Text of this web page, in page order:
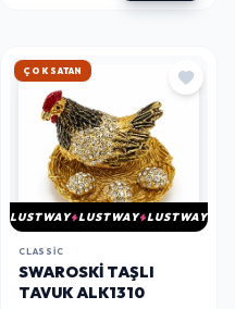
ÇOK SATAN
LUSTWAY LUSTWAY LUSTWAY
CLASSIC
SWAROSKI TAŞLI
TAVUK ALK1310